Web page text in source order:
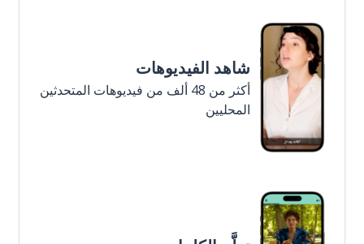
شاهد الفيديوهات
أكثر من 48 ألف من فيديوهات المتحدثين
المحليين